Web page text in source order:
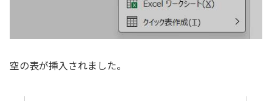
空の表が挿入されました。